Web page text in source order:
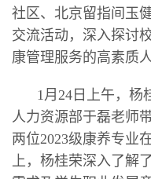
社区、北京留指间玉
交流活动，深入探讨
康管理服务的高素质人
1月24日上午，杨
人力资源部于磊老师
两位2023级康养专业
上，杨桂荣深入了解